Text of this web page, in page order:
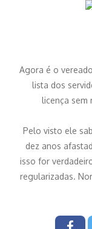
Agora é o
lista dos
licença sem
Pelo visto ele
dez anos
isso for
regularizadas.